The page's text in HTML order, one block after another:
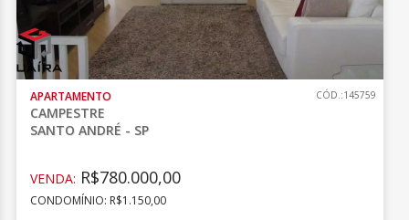
APARTAMENTO
CAMPESTRE
SANTO ANDRÉ - SP
CÓD.:145759
VENDA: R$780.000,00
CONDOMÍNIO: R$1.150,00